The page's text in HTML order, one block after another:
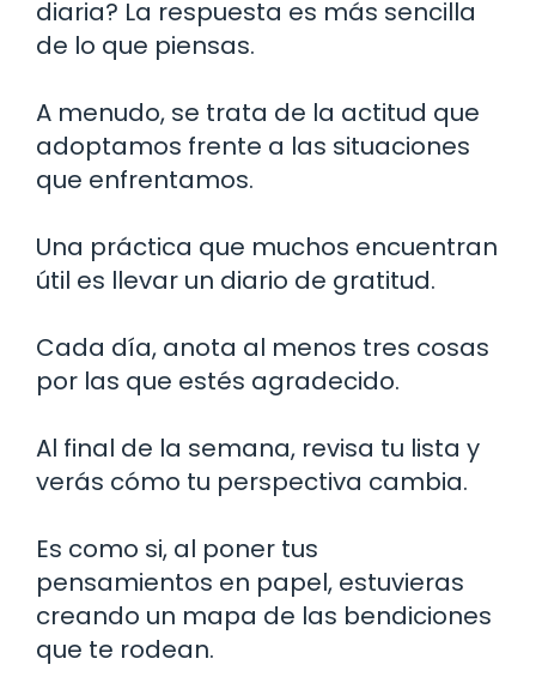
diaria? La respuesta es más sencilla
de lo que piensas.
A menudo, se trata de la actitud que
adoptamos frente a las situaciones
que enfrentamos.
Una práctica que muchos encuentran
útil es llevar un diario de gratitud.
Cada día, anota al menos tres cosas
por las que estés agradecido.
Al final de la semana, revisa tu lista y
verás cómo tu perspectiva cambia.
Es como si, al poner tus
pensamientos en papel, estuvieras
creando un mapa de las bendiciones
que te rodean.